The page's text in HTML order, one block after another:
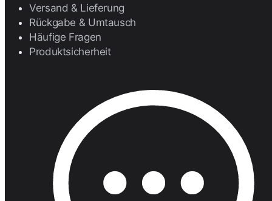
Versand & Lieferung
Rückgabe & Umtausch
Häufige Fragen
Produktsicherheit